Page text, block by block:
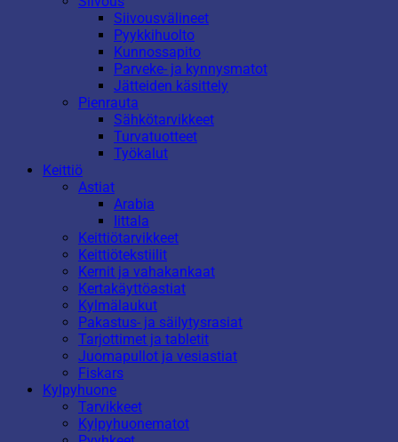
Siivousvälineet
Pyykkihuolto
Kunnossapito
Parveke- ja kynnysmatot
Jätteiden käsittely
Pienrauta
Sähkötarvikkeet
Turvatuotteet
Työkalut
Keittiö
Astiat
Arabia
Iittala
Keittiötarvikkeet
Keittiötekstiilit
Kernit ja vahakankaat
Kertakäyttöastiat
Kylmälaukut
Pakastus- ja säilytysrasiat
Tarjottimet ja tabletit
Juomapullot ja vesiastiat
Fiskars
Kylpyhuone
Tarvikkeet
Kylpyhuonematot